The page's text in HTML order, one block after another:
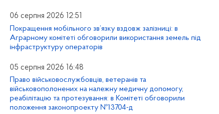
06 серпня 2026 12:51
Покращення мобільного зв’язку вздовж залізниці: в
Аграрному комітеті обговорили використання земель під
інфраструктуру операторів
05 серпня 2026 16:48
Право військовослужбовців, ветеранів та
військовополонених на належну медичну допомогу,
реабілітацію та протезування: в Комітеті обговорили
положення законопроекту №13704-д